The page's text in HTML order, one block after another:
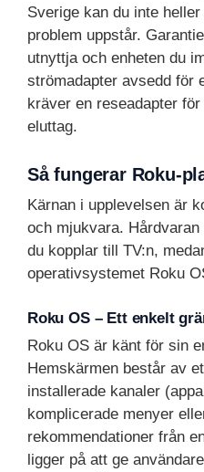
Sverige kan du inte
problem uppstår.
utnyttja och enheten du
strömadapter avsedd för
kräver en reseadapter
eluttag.
Så fungerar Roku-
Kärnan i upplevelsen är
och mjukvara.
du kopplar till TV:n,
operativsystemet Roku
Roku OS – Ett enkelt
Roku OS är känt för sin
Hemskärmen består av
installerade kanaler
komplicerade menyer
rekommendationer från
ligger på att ge